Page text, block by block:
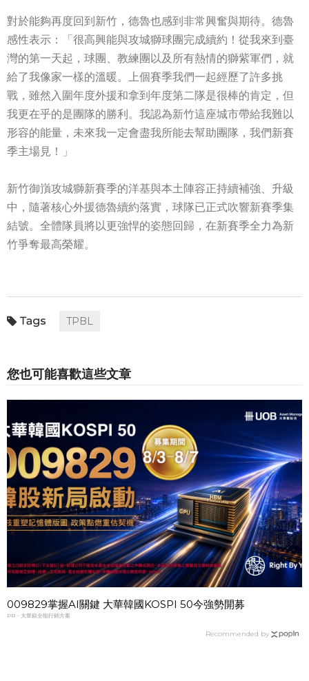
對於能夠再度回到新竹，德魯也感到非常興奮與期待。德魯
感性表示：「很高興能與攻城獅球團完成續約！從我來到臺
灣的第一天起，球團、教練團以及所有熱情的獅紫軍們，就
給了我像家一樣的溫暖。上個賽季我們一起經歷了許多挑
戰，雖然入圍年度外援和拿到年度第二隊是很棒的肯定，但
我更在乎的是團隊的勝利。我認為新竹這座城市帶給我難以
形容的能量，未來我一定會盡我所能去幫助團隊，我們新賽
季主場見！」
新竹御嵿攻城獅新賽季的洋基與本土陣容正持續補強、升級
中，隨著核心外援德魯續約落實，球隊已正式吹響新賽季集
結號。全體隊員將以更強悍的姿態回歸，在新賽季全力為新
竹爭奪最高榮耀。
TPBL
您也可能喜歡這些文章
009829掌握AI關鍵 大華韓國KOSPI 50今強勢開募
PR・大華銀全能行銷方案
Recommended by